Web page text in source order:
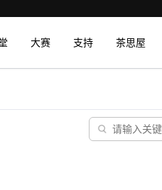
大赛 支持 茶思屋